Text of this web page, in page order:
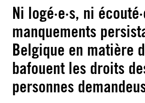
Ni logé·e·s, ni
manquements
Belgique en matière
bafouent les droits
personnes